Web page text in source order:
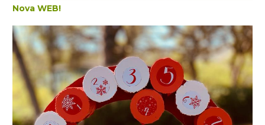
Nova WEB!